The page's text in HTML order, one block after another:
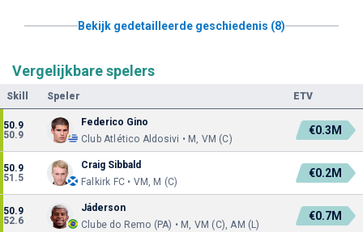
Bekijk gedetailleerde geschiedenis (8)
Vergelijkbare spelers
Skill Speler ETV
50.9
50.9
Federico Gino
Club Atlético Aldosivi • M, VM (C)
€0.3M
50.9
51.5
Craig Sibbald
Falkirk FC • VM, M (C)
€0.2M
50.9
52.6
Jáderson
Clube do Remo (PA) • M, VM (C), AM (L)
€0.7M